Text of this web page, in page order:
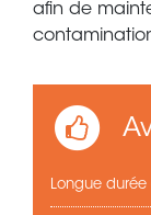
afin de
Longue durée